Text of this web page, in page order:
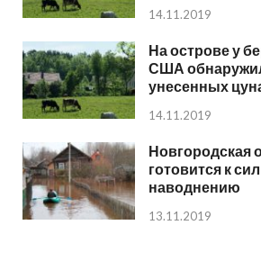
14.11.2019
На острове у
США
унесенных
14.11.2019
Новгородская
готовится к
наводнению
13.11.2019